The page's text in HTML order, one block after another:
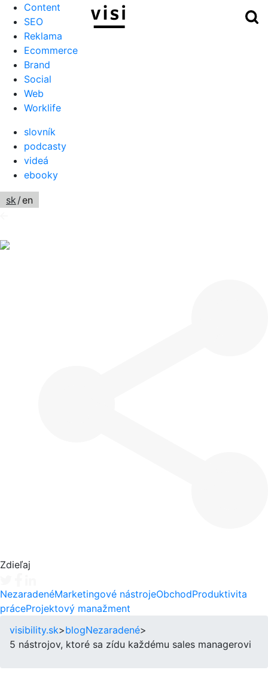
Menu
Content
SEO
Reklama
Ecommerce
Brand
Social
Web
Worklife
slovník
podcasty
videá
ebooky
sk/en
Zdieľaj
NezaradenéMarketingové nástrojeObchodProduktivita
práceProjektový manažment
visibility.sk>blogNezaradené>
5 nástrojov, ktoré sa zídu každému sales managerovi